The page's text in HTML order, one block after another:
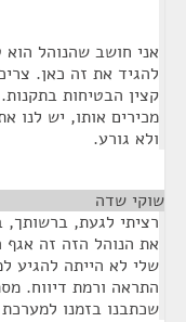
אני חושב שהנוהל
להגיד את זה כאן.
קצין הבטיחות
מכירים אותו, יש לנו
ולא גורע.
שוקי שדה
רציתי לגעת, ברשותך,
את הנוהל הזה זה אגף
שלי לא הייתה להגיע
התראה ורמת דיווח.
שכתבנו בזמנו